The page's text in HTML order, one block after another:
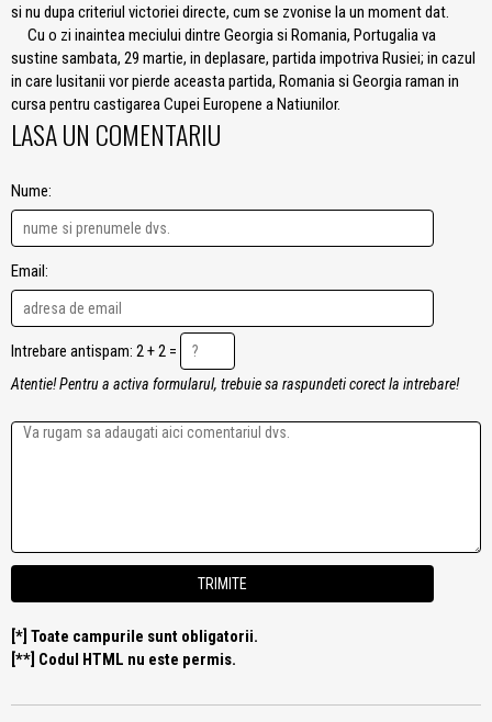
si nu dupa criteriul victoriei directe, cum se zvonise la un moment dat.
Cu o zi inaintea meciului dintre Georgia si Romania, Portugalia va
sustine sambata, 29 martie, in deplasare, partida impotriva Rusiei; in cazul
in care lusitanii vor pierde aceasta partida, Romania si Georgia raman in
cursa pentru castigarea Cupei Europene a Natiunilor.
LASA UN COMENTARIU
Nume:
Email:
Intrebare antispam: 2 + 2 =
Atentie! Pentru a activa formularul, trebuie sa raspundeti corect la intrebare!
[*] Toate campurile sunt obligatorii.
[**] Codul HTML nu este permis.